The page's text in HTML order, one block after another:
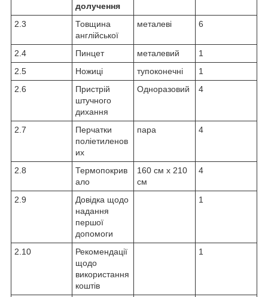
долучення
2.3
Товщина
англійської
металеві 6
2.4 Пинцет металевий
1
2.5
Ножиці тупоконечні
1
2.6
Пристрій
штучного
дихання
Одноразовий 4
2.7
Перчатки
поліетиленов
их
пара 4
2.8
Термопокрив
ало
160 см х 210
см
4
2.9
Довідка щодо
надання
першої
допомоги
1
2.10
Рекомендації
щодо
використання
коштів
1